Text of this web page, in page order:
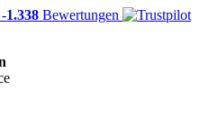
1.338 Bewertungen